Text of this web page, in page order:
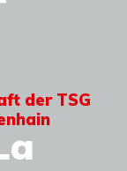
der TSG